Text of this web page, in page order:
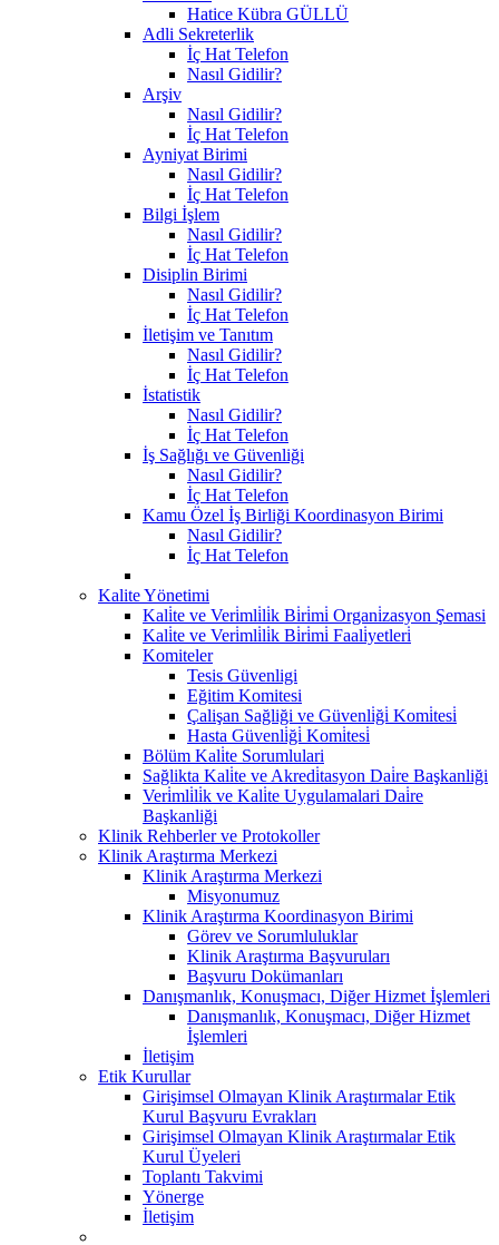
Hatice Kübra GÜLLÜ
Adli Sekreterlik
İç Hat Telefon
Nasıl Gidilir?
Arşiv
Nasıl Gidilir?
İç Hat Telefon
Ayniyat Birimi
Nasıl Gidilir?
İç Hat Telefon
Bilgi İşlem
Nasıl Gidilir?
İç Hat Telefon
Disiplin Birimi
Nasıl Gidilir?
İç Hat Telefon
İletişim ve Tanıtım
Nasıl Gidilir?
İç Hat Telefon
İstatistik
Nasıl Gidilir?
İç Hat Telefon
İş Sağlığı ve Güvenliği
Nasıl Gidilir?
İç Hat Telefon
Kamu Özel İş Birliği Koordinasyon Birimi
Nasıl Gidilir?
İç Hat Telefon
Kalite Yönetimi
Kali̇te ve Veri̇mli̇li̇k Bi̇ri̇mi̇ Organi̇zasyon Şemasi
Kali̇te ve Veri̇mli̇li̇k Bi̇ri̇mi̇ Faali̇yetleri̇
Komiteler
Tesis Güvenligi
Eğitim Komitesi
Çalişan Sağliği ve Güvenli̇ği̇ Komi̇tesi̇
Hasta Güvenli̇ği̇ Komi̇tesi̇
Bölüm Kali̇te Sorumlulari
Sağlikta Kali̇te ve Akredi̇tasyon Dai̇re Başkanliği
Veri̇mli̇li̇k ve Kali̇te Uygulamalari Dai̇re
Başkanliği
Klinik Rehberler ve Protokoller
Klinik Araştırma Merkezi
Klinik Araştırma Merkezi
Misyonumuz
Klinik Araştırma Koordinasyon Birimi
Görev ve Sorumluluklar
Klinik Araştırma Başvuruları
Başvuru Dokümanları
Danışmanlık, Konuşmacı, Diğer Hizmet İşlemleri
Danışmanlık, Konuşmacı, Diğer Hizmet
İşlemleri
İletişim
Etik Kurullar
Girişimsel Olmayan Klinik Araştırmalar Etik
Kurul Başvuru Evrakları
Girişimsel Olmayan Klinik Araştırmalar Etik
Kurul Üyeleri
Toplantı Takvimi
Yönerge
İletişim